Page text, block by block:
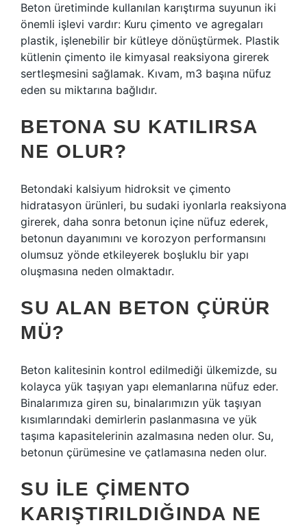
Beton üretiminde kullanılan karıştırma suyunun iki
önemli işlevi vardır: Kuru çimento ve agregaları
plastik, işlenebilir bir kütleye dönüştürmek. Plastik
kütlenin çimento ile kimyasal reaksiyona girerek
sertleşmesini sağlamak. Kıvam, m3 başına nüfuz
eden su miktarına bağlıdır.
BETONA SU KATILIRSA
NE OLUR?
Betondaki kalsiyum hidroksit ve çimento
hidratasyon ürünleri, bu sudaki iyonlarla reaksiyona
girerek, daha sonra betonun içine nüfuz ederek,
betonun dayanımını ve korozyon performansını
olumsuz yönde etkileyerek boşluklu bir yapı
oluşmasına neden olmaktadır.
SU ALAN BETON ÇÜRÜR
MÜ?
Beton kalitesinin kontrol edilmediği ülkemizde, su
kolayca yük taşıyan yapı elemanlarına nüfuz eder.
Binalarımıza giren su, binalarımızın yük taşıyan
kısımlarındaki demirlerin paslanmasına ve yük
taşıma kapasitelerinin azalmasına neden olur. Su,
betonun çürümesine ve çatlamasına neden olur.
SU ILE ÇIMENTO
KARIŞTIRILDIĞINDA NE